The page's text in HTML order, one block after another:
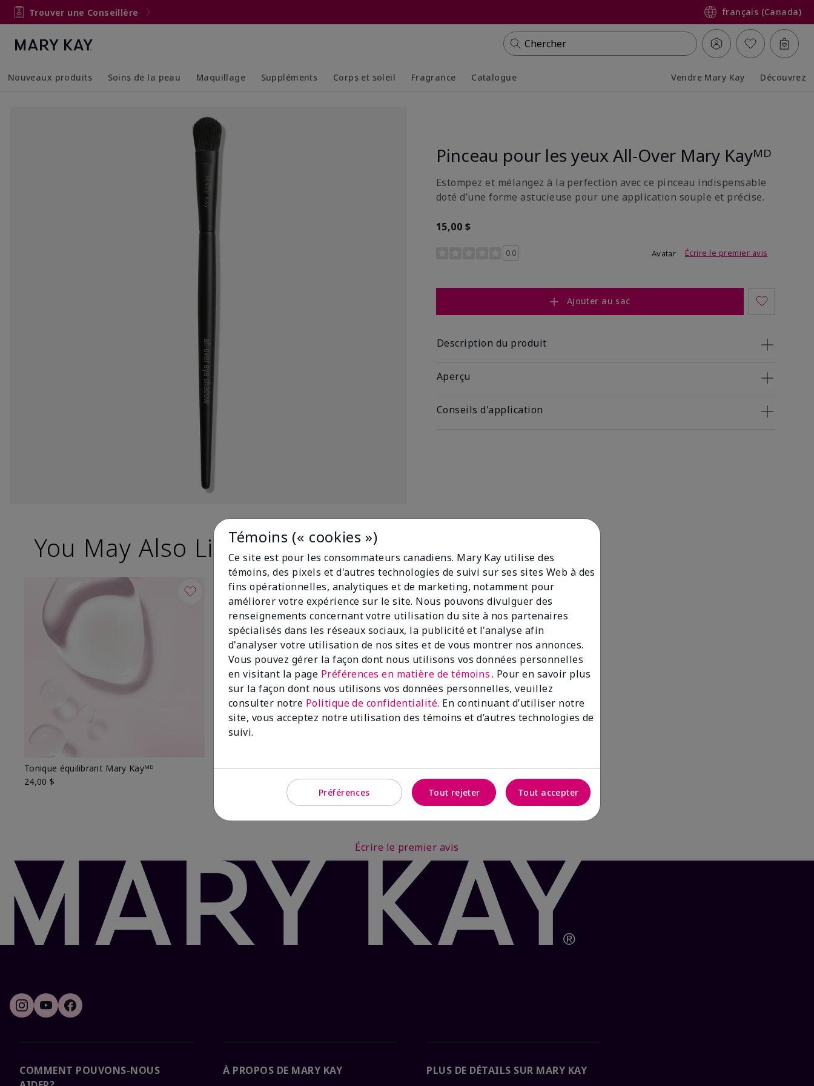
Trouver une Conseillère français (Canada)
Chercher
Nouveaux produits Soins de la peau Maquillage Suppléments Corps et soleil Fragrance Catalogue Vendre Mary Kay Découvrez
Pinceau pour les yeux All-Over Mary Kayᴹᴰ
Estompez et mélangez à la perfection avec ce pinceau indispensable
doté d’une forme astucieuse pour une application souple et précise.
15,00 $
Évaluation des clientes 4 sur 5
0.0 Avatar Écrire le premier avis
Ajouter au sac
Description du produit
Aperçu
Conseils d'application
You May Also Like
Tonique équilibrant Mary Kayᴹᴰ
24,00 $
Démaquillant sans huile pour les yeux Mary
Écrire le premier avis
COMMENT POUVONS-NOUS
À PROPOS DE MARY KAY PLUS DE DÉTAILS SUR MARY KAY
Témoins (« cookies »)
Ce site est pour les consommateurs canadiens. Mary Kay utilise des
témoins, des pixels et d'autres technologies de suivi sur ses sites Web à des
fins opérationnelles, analytiques et de marketing, notamment pour
améliorer votre expérience sur le site. Nous pouvons divulguer des
renseignements concernant votre utilisation du site à nos partenaires
spécialisés dans les réseaux sociaux, la publicité et l'analyse afin
d'analyser votre utilisation de nos sites et de vous montrer nos annonces.
Vous pouvez gérer la façon dont nous utilisons vos données personnelles
en visitant la page Préférences en matière de témoins. Pour en savoir plus
sur la façon dont nous utilisons vos données personnelles, veuillez
consulter notre Politique de confidentialité. En continuant d’utiliser notre
site, vous acceptez notre utilisation des témoins et d’autres technologies de
suivi.
Préférences Tout rejeter Tout accepter